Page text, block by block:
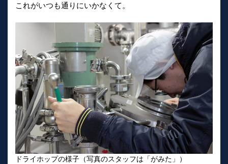
これがいつも通りにいかなくて。
ドライホップの様子（写真のスタッフは「がみた」）